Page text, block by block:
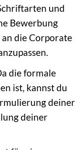
und
Bewerbung
die Corporate
die formale
ist, kannst du
deiner
deiner